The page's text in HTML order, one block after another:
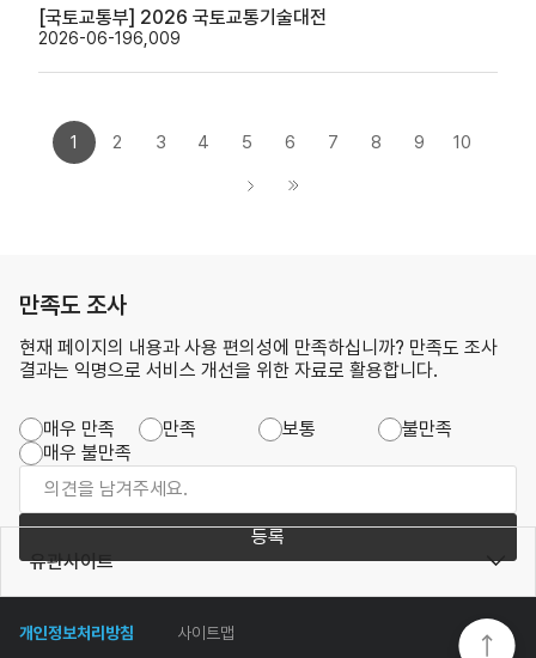
[국토교통부] 2026 국토교통기술대전
2026-06-196,009
1 2 3 4 5 6 7 8 9 10
만족도 조사
현재 페이지의 내용과 사용 편의성에 만족하십니까? 만족도 조사
결과는 익명으로 서비스 개선을 위한 자료로 활용합니다.
매우 만족 만족 보통
불만족
매우 불만족
등록
개인정보처리방침 사이트맵
유관사이트